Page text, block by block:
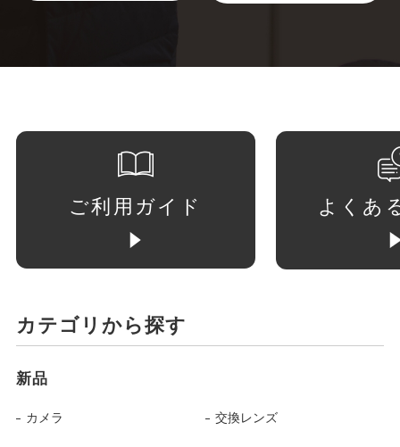
ご利用ガイド よくあ
カテゴリから探す
新品
カメラ 交換レンズ